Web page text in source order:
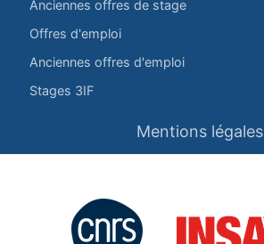
Anciennes offres de stage
Offres d'emploi
Anciennes offres d'emploi
Stages 3IF
Mentions légales